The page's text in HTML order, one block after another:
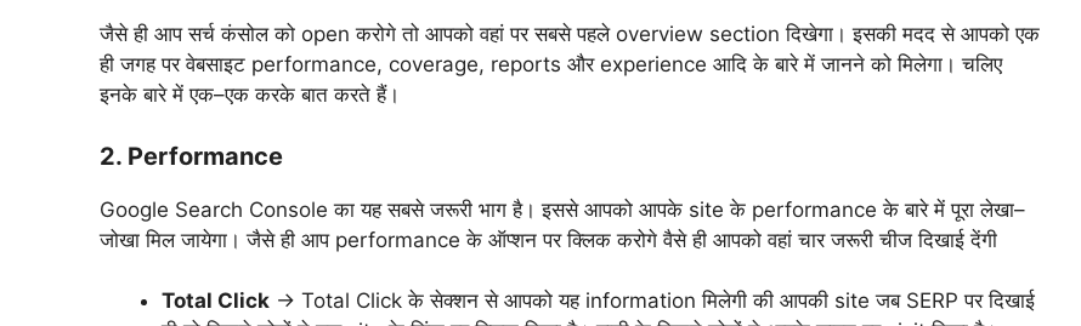
जैसे ही आप सर्च कंसोल को open करोगे तो आपको वहां पर सबसे पहले overview section दिखेगा। इसकी मदद से आपको एक
ही जगह पर वेबसाइट performance, coverage, reports और experience आदि के बारे में जानने को मिलेगा। चलिए
इनके बारे में एक–एक करके बात करते हैं।
2. Performance
Google Search Console का यह सबसे जरूरी भाग है। इससे आपको आपके site के performance के बारे में पूरा लेखा–
जोखा मिल जायेगा। जैसे ही आप performance के ऑप्शन पर क्लिक करोगे वैसे ही आपको वहां चार जरूरी चीज दिखाई देंगी
Total Click → Total Click के सेक्शन से आपको यह information मिलेगी की आपकी site जब SERP पर दिखाई